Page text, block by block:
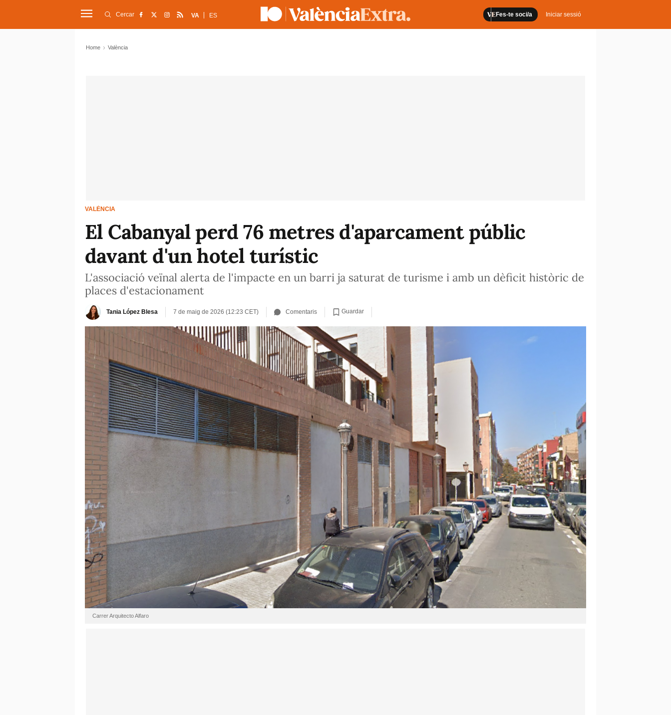
Fes-te soci/a Iniciar sessió
Cercar VA ES
Home València
VALÈNCIA
El Cabanyal perd 76 metres d'aparcament públic
davant d'un hotel turístic
L'associació veïnal alerta de l'impacte en un barri ja saturat de turisme i amb un dèficit històric de
places d'estacionament
Tania López Blesa 7 de maig de 2026 (12:23 CET) Comentaris Guardar
Carrer Arquitecto Alfaro